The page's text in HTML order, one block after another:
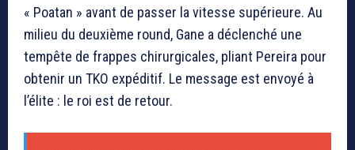
« Poatan » avant de passer la vitesse supérieure. Au
milieu du deuxième round, Gane a déclenché une
tempête de frappes chirurgicales, pliant Pereira pour
obtenir un TKO expéditif. Le message est envoyé à
l’élite : le roi est de retour.